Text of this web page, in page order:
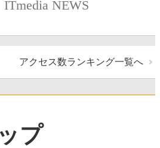
ITmedia NEWS
アクセス数ランキング一覧へ
プ